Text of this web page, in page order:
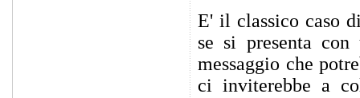
E' il classico caso
se si presenta
messaggio che
ci inviterebbe a